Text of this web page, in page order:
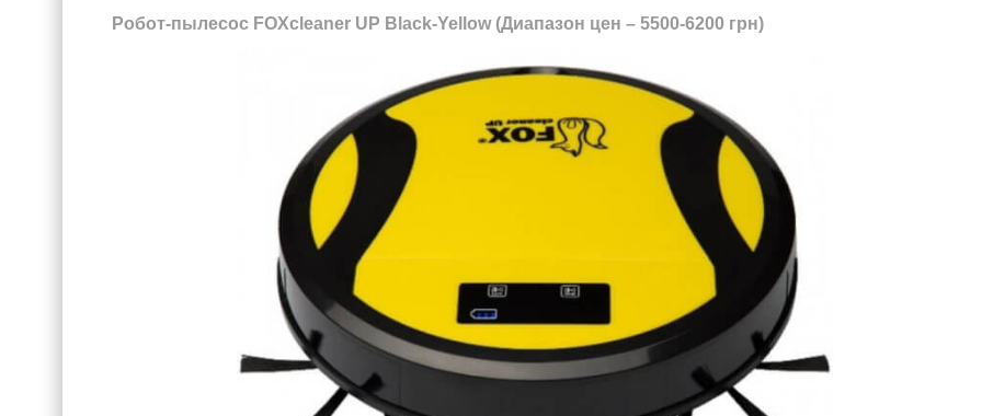
Робот-пылесос FOXcleaner UP Black-Yellow (Диапазон цен – 5500-6200 грн)